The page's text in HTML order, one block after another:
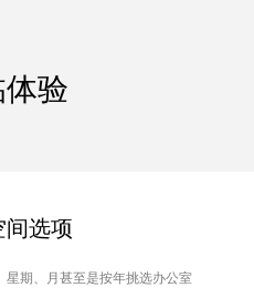
验
间选项
期、月甚至是按年挑选办公室